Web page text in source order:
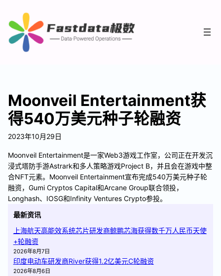
Moonveil Entertainment获
得540万美元种子轮融资
2023年10月29日
Moonveil Entertainment是一家Web3游戏工作室，公司正在开发沉
浸式塔防手游Astrark和多人策略游戏Project B，并且会在游戏中整
合NFT元素。Moonveil Entertainment宣布完成540万美元种子轮
融资，Gumi Cryptos Capital和Arcane Group联合领投，
Longhash、IOSG和Infinity Ventures Crypto参投。
最新资讯
上海航天高能效系统芯片研发商鲸鹏芯海获得数千万人民币天使
+轮融资
2026年8月7日
印度电动车研发商River获得1.2亿美元C轮融资
2026年8月6日